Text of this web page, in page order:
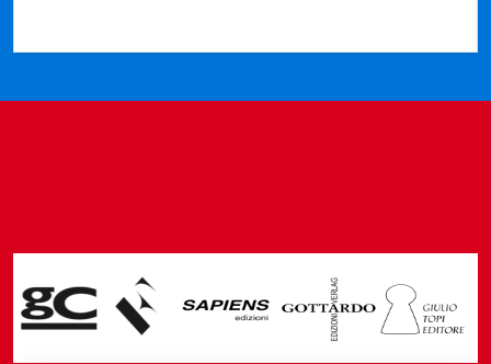
Attualità & Studi
Tesi universitarie